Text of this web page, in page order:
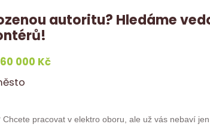
autoritu? Hledáme
000 Kč
Chcete pracovat v elektro oboru, ale už vás nebaví